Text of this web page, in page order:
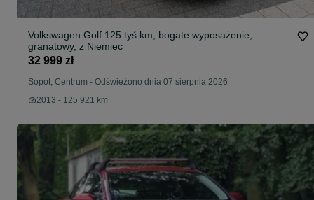
Volkswagen Golf 125 tyś km, bogate wyposażenie,
granatowy, z Niemiec
32 999 zł
Sopot, Centrum - Odświeżono dnia 07 sierpnia 2026
2013 - 125 921 km